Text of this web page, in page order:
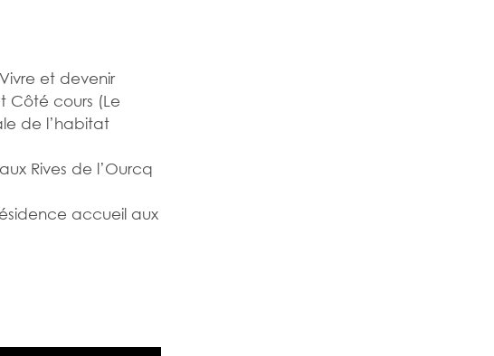
et devenir
Côté cours (Le
de l’habitat
Rives de l’Ourcq
accueil aux